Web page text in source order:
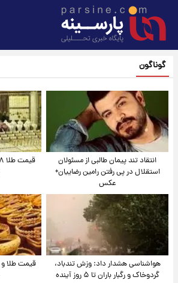
گوناگون
انتقاد تند پیمان طالبی از مسئولان
استقلال در پی رفتن رامین رضاییان+
عکس
هواشناسی هشدار داد: وزش تندباد،
گردوخاک و رگبار باران تا ۵ روز آینده